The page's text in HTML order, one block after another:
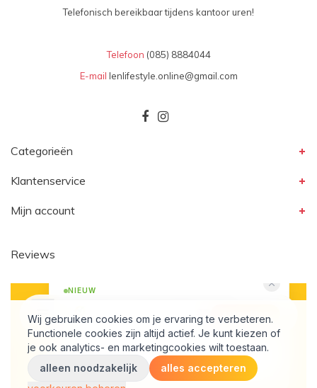
Telefonisch bereikbaar tijdens kantoor uren!
Telefoon (085) 8884044
E-mail lenlifestyle.online@gmail.com
Categorieën
Klantenservice
Mijn account
Reviews